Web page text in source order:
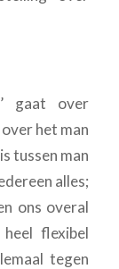
gaat over
het man
tussen man
alles;
ons overal
flexibel
tegen